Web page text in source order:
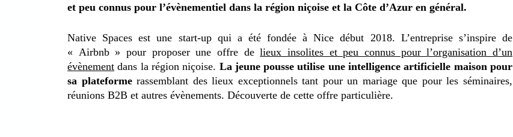
et peu connus pour l’évènementiel dans la région niçoise et la Côte d’Azur en général.
Native Spaces est une start-up qui a été fondée à Nice début 2018. L’entreprise s’inspire de
« Airbnb » pour proposer une offre delieux insolites et peu connus pour l’organisation d’un
évènement dans la région niçoise. La jeune pousse utilise une intelligence artificielle maison pour
sa plateformerassemblant des lieux exceptionnels tant pour un mariage que pour les séminaires,
réunions B2B et autres évènements. Découverte de cette offre particulière.